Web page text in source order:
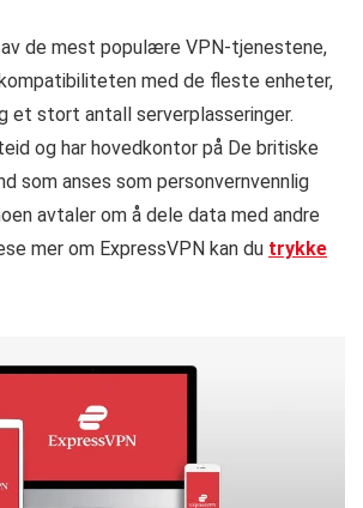
av de mest populære VPN-tjenestene,
med de fleste enheter,
et stort antall serverplasseringer.
og har hovedkontor på De britiske
som anses som personvernvennlig
avtaler om å dele data med andre
mer om ExpressVPN kan du trykke